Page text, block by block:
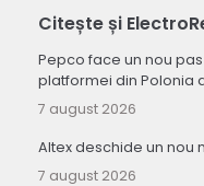
Citește și
Pepco face un nou
platformei din Polonia
7 august 2026
Altex deschide un nou
7 august 2026